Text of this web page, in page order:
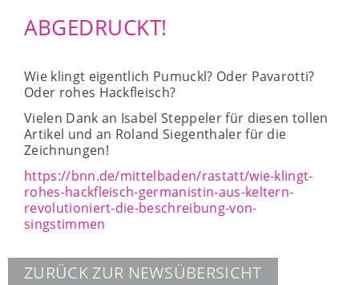
ABGEDRUCKT!
Wie klingt eigentlich Pumuckl? Oder Pavarotti?
Oder rohes Hackfleisch?
Vielen Dank an Isabel Steppeler für diesen tollen
Artikel und an Roland Siegenthaler für die
Zeichnungen!
https://bnn.de/mittelbaden/rastatt/wie-klingt-
rohes-hackfleisch-germanistin-aus-keltern-
revolutioniert-die-beschreibung-von-
singstimmen
ZURÜCK ZUR NEWSÜBERSICHT